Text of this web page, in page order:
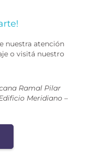
nuestra atención
o visitá nuestro
Ramal Pilar
Meridiano –